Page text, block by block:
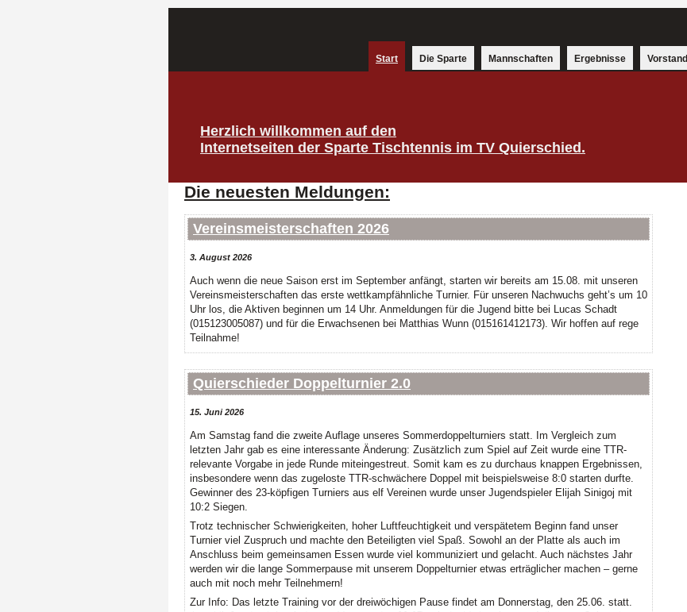
Start Die Sparte Mannschaften Ergebnisse Vorstand
Herzlich willkommen auf den
Internetseiten der Sparte Tischtennis im TV Quierschied.
Die neuesten Meldungen:
Vereinsmeisterschaften 2026
3. August 2026
Auch wenn die neue Saison erst im September anfängt, starten wir bereits am 15.08. mit unseren
Vereinsmeisterschaften das erste wettkampfähnliche Turnier. Für unseren Nachwuchs geht’s um 10
Uhr los, die Aktiven beginnen um 14 Uhr. Anmeldungen für die Jugend bitte bei Lucas Schadt
(015123005087) und für die Erwachsenen bei Matthias Wunn (015161412173). Wir hoffen auf rege
Teilnahme!
Quierschieder Doppelturnier 2.0
15. Juni 2026
Am Samstag fand die zweite Auflage unseres Sommerdoppelturniers statt. Im Vergleich zum
letzten Jahr gab es eine interessante Änderung: Zusätzlich zum Spiel auf Zeit wurde eine TTR-
relevante Vorgabe in jede Runde miteingestreut. Somit kam es zu durchaus knappen Ergebnissen,
insbesondere wenn das zugeloste TTR-schwächere Doppel mit beispielsweise 8:0 starten durfte.
Gewinner des 23-köpfigen Turniers aus elf Vereinen wurde unser Jugendspieler Elijah Sinigoj mit
10:2 Siegen.
Trotz technischer Schwierigkeiten, hoher Luftfeuchtigkeit und verspätetem Beginn fand unser
Turnier viel Zuspruch und machte den Beteiligten viel Spaß. Sowohl an der Platte als auch im
Anschluss beim gemeinsamen Essen wurde viel kommuniziert und gelacht. Auch nächstes Jahr
werden wir die lange Sommerpause mit unserem Doppelturnier etwas erträglicher machen – gerne
auch mit noch mehr Teilnehmern!
Zur Info: Das letzte Training vor der dreiwöchigen Pause findet am Donnerstag, den 25.06. statt.